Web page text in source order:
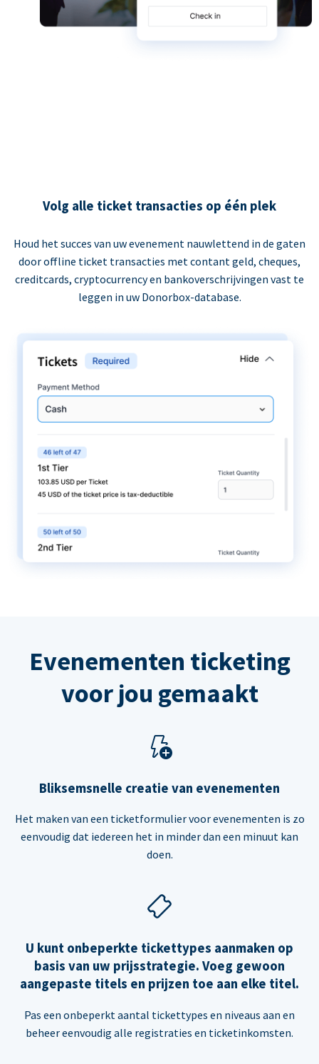
Volg alle ticket transacties op één plek
Houd het succes van uw evenement nauwlettend in de gaten
door offline ticket transacties met contant geld, cheques,
creditcards, cryptocurrency en bankoverschrijvingen vast te
leggen in uw Donorbox-database.
Evenementen ticketing
voor jou gemaakt
Bliksemsnelle creatie van evenementen
Het maken van een ticketformulier voor evenementen is zo
eenvoudig dat iedereen het in minder dan een minuut kan
doen.
U kunt onbeperkte tickettypes aanmaken op
basis van uw prijsstrategie. Voeg gewoon
aangepaste titels en prijzen toe aan elke titel.
Pas een onbeperkt aantal tickettypes en niveaus aan en
beheer eenvoudig alle registraties en ticketinkomsten.